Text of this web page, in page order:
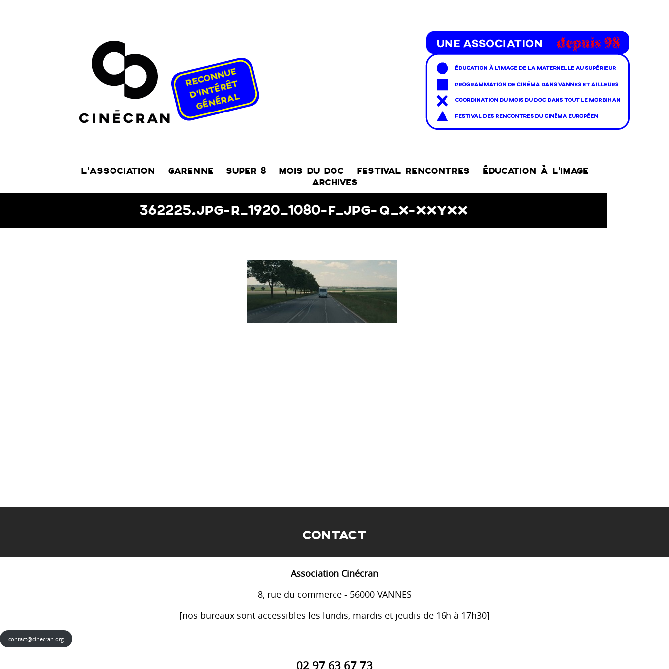
L’ASSOCIATION GARENNE SUPER 8 MOIS DU DOC FESTIVAL RENCONTRES
ÉDUCATION À L’IMAGE
ARCHIVES
362225.JPG-R_1920_1080-F_JPG-Q_X-XXYXX
CONTACT
Association Cinécran
8, rue du commerce - 56000 VANNES
[nos bureaux sont accessibles les lundis, mardis et jeudis de 16h à 17h30]
contact@cinecran.org
02 97 63 67 73